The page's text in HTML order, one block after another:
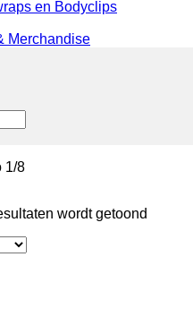
en Bodyclips
Merchandise
1/8
wordt getoond